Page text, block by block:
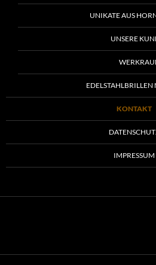
UNIKATE AUS
UNSERE
EDELSTAHLBRILLEN
KONTAKT
IMPRESSUM